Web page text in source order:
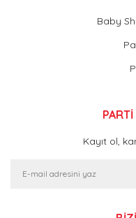
Baby
Kayıt ol,